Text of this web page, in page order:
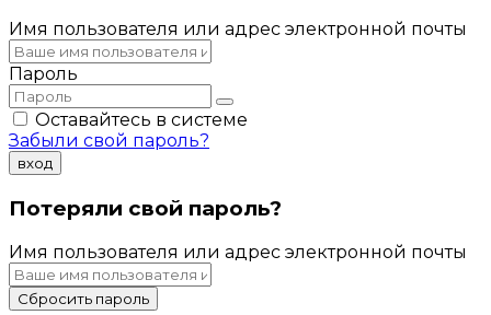
Имя пользователя или адрес электронной почты
Пароль
Оставайтесь в системе
Забыли свой пароль?
вход
Потеряли свой пароль?
Имя пользователя или адрес электронной почты
Сбросить пароль